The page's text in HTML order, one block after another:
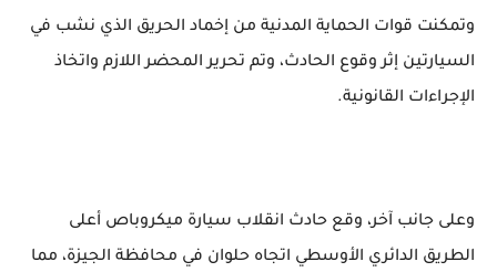
وتمكنت قوات الحماية المدنية من إخماد الحريق الذي نشب في
السيارتين إثر وقوع الحادث، وتم تحرير المحضر اللازم واتخاذ
الإجراءات القانونية.
وعلى جانب آخر، وقع حادث انقلاب سيارة ميكروباص أعلى
الطريق الدائري الأوسطي اتجاه حلوان في محافظة الجيزة، مما